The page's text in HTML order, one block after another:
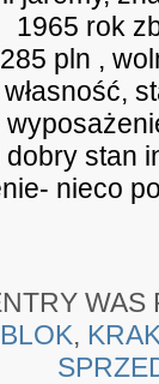
rok
pln ,
dobry stan
nieco
WAS
BLOK,